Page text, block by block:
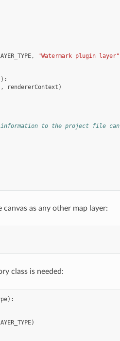
, "Watermark plugin layer"
):
rendererContext )
information to the project file can
as any other map layer:
class is needed:
):
)